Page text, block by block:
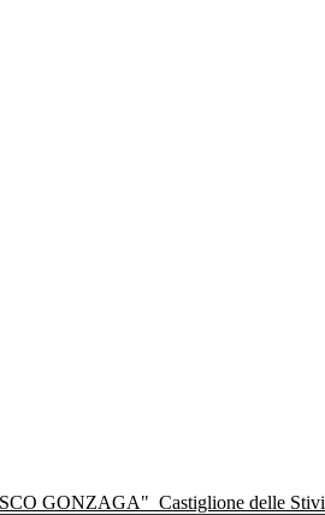
GONZAGA" Castiglione delle